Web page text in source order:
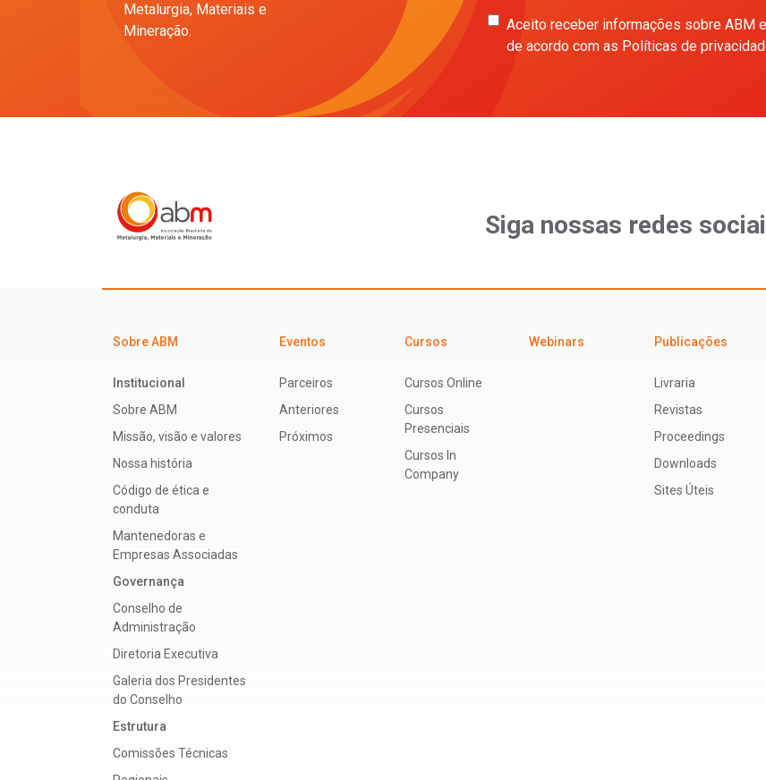
Metalurgia, Materiais e
Mineração.
Aceito receber informações sobre ABM
de acordo com as Políticas de
Siga nossas redes
Sobre ABM
Institucional
Sobre ABM
Missão, visão e valores
Nossa história
Código de ética e
conduta
Mantenedoras e
Empresas Associadas
Governança
Conselho de
Administração
Diretoria Executiva
Galeria dos Presidentes
do Conselho
Estrutura
Comissões Técnicas
Eventos
Parceiros
Anteriores
Próximos
Cursos
Cursos Online
Cursos
Presenciais
Cursos In
Company
Webinars Publicações
Livraria
Revistas
Proceedings
Downloads
Sites Úteis